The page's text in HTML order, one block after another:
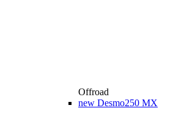
Offroad
new Desmo250 MX